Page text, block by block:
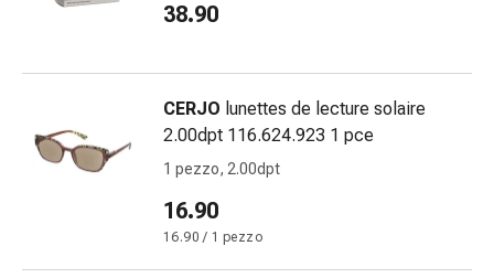
Medicazioni
Trattamento
delle
ferite
Spray
ferite
Strisce
e
38.90
CERJO lunettes de lecture solaire
2.00dpt 116.624.923 1 pce
1 pezzo, 2.00dpt
16.90
16.90 / 1 pezzo